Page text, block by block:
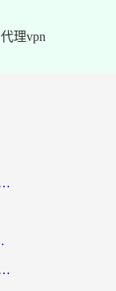
理vpn
海外党亲测：从踩坑到选对加速器的全攻略
无缝刷剧听歌
党选回国加速器的避坑指南，附番茄加速器实测体验